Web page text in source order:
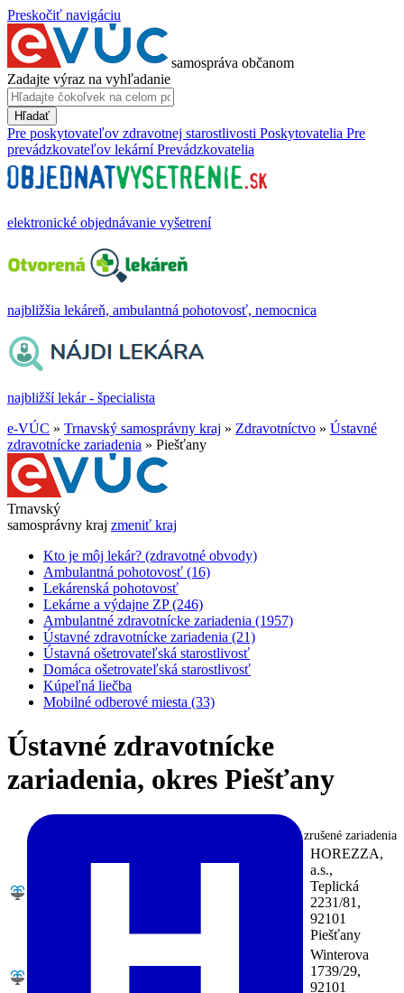
Preskočiť navigáciu
samospráva občanom
Zadajte výraz na vyhľadanie
Hľadať
Pre poskytovateľov zdravotnej starostlivosti Poskytovatelia Pre
prevádzkovateľov lekární Prevádzkovatelia
elektronické objednávanie vyšetrení
najbližšia lekáreň, ambulantná pohotovosť, nemocnica
najbližší lekár - špecialista
e-VÚC » Trnavský samosprávny kraj » Zdravotníctvo » Ústavné
zdravotnícke zariadenia » Piešťany
Trnavský
samosprávny kraj zmeniť kraj
Kto je môj lekár? (zdravotné obvody)
Ambulantná pohotovosť (16)
Lekárenská pohotovosť
Lekárne a výdajne ZP (246)
Ambulantné zdravotnícke zariadenia (1957)
Ústavné zdravotnícke zariadenia (21)
Ústavná ošetrovateľská starostlivosť
Domáca ošetrovateľská starostlivosť
Kúpeľná liečba
Mobilné odberové miesta (33)
Ústavné zdravotnícke
zariadenia, okres Piešťany
Zobraziť aj zrušené zariadenia
HOREZZA,
a.s.,
Teplická
2231/81,
92101
Piešťany
(SLOVENSKÉ LIEČEBNÉ KÚPELE
Winterova
1739/29,
92101